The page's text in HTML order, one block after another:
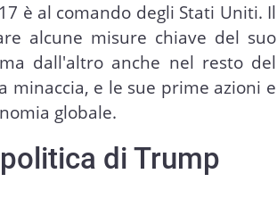
è al comando degli Stati Uniti. Il
alcune misure chiave del suo
dall'altro anche nel resto del
minaccia, e le sue prime azioni e
globale.
di Trump